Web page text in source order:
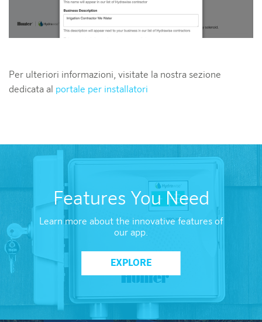
Per ulteriori informazioni, visitate la nostra sezione
dedicata al portale per installatori
Features You Need
Learn more about the innovative features of
our app.
EXPLORE